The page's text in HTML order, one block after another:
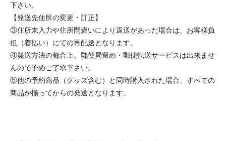
下さい。
【発送先住所の変更・訂正】
③住所未入力や住所間違いにより返送があった場合は、お客様負
担（着払い）にての再配送となります。
④発送方法の都合上、郵便局留め・郵便転送サービスは出来ませ
んので予めご了承下さい。
⑤他の予約商品（グッズ含む）と同時購入された場合、すべての
商品が揃ってからの発送となります。